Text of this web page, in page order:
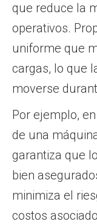
que reduce la
operativos.
uniforme que
cargas, lo que
moverse
Por ejemplo,
de una
garantiza que
bien
minimiza el
costos